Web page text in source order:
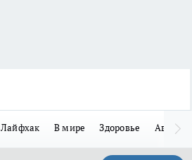
Лайфхак В мире Здоровье Авто